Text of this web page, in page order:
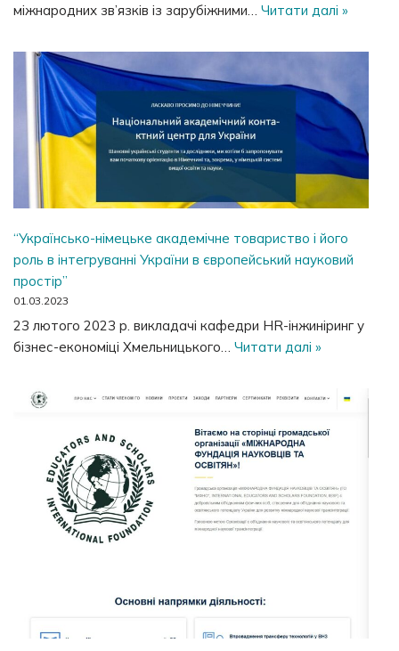
міжнародних зв’язків із зарубіжними… Читати далі »
“Українсько-німецьке академічне товариство і його
роль в інтегруванні України в європейський науковий
простір”
01.03.2023
23 лютого 2023 р. викладачі кафедри HR-інжиніринг у
бізнес-економіці Хмельницького… Читати далі »